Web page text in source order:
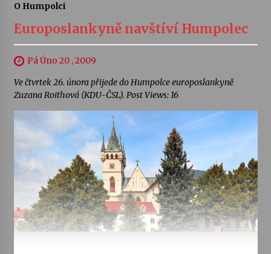
O Humpolci
Europoslankyně navštíví Humpolec
Pá Úno 20 , 2009
Ve čtvrtek 26. února přijede do Humpolce europoslankyně
Zuzana Roithová (KDU-ČSL). Post Views: 16